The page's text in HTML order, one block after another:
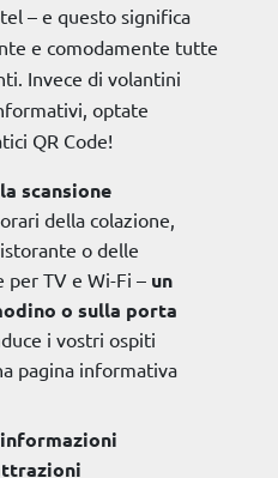
– e questo significa
e comodamente tutte
Invece di volantini
optate
QR Code!
scansione
della colazione,
o delle
per TV e Wi-Fi – un
o sulla porta
i vostri ospiti
pagina informativa